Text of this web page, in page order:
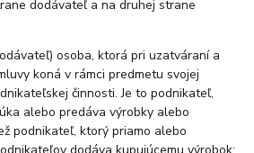
dodávateľ a na druhej strane
osoba, ktorá pri uzatváraní a
koná v rámci predmetu svojej
činnosti. Je to podnikateľ,
alebo predáva výrobky alebo
podnikateľ, ktorý priamo alebo